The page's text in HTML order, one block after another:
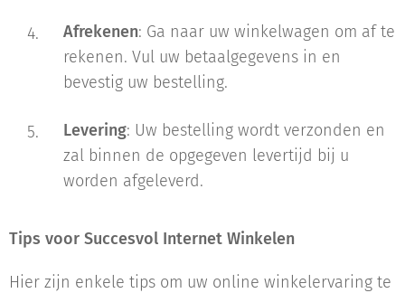
Afrekenen: Ga naar uw winkelwagen om af te
rekenen. Vul uw betaalgegevens in en
bevestig uw bestelling.
Levering: Uw bestelling wordt verzonden en
zal binnen de opgegeven levertijd bij u
worden afgeleverd.
Tips voor Succesvol Internet Winkelen
Hier zijn enkele tips om uw online winkelervaring te